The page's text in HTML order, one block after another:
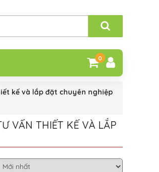
0
kế và lắp đặt chuyên nghiệp
VẤN THIẾT KẾ VÀ LẮP